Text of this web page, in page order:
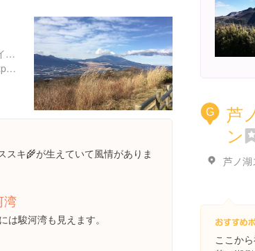
静岡県裾野市深良芦ノ湖スカイライン
https://www.instagram.com/explore/locations/296739
スキ🌾が生えていて風情がありま
湾
は駿河湾も見えます。
G
芦
ン
芦ノ湖
ここか